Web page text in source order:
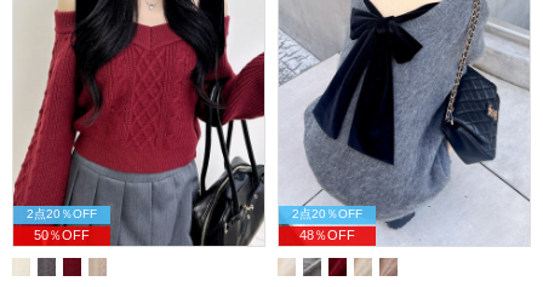
2点20％OFF
50％OFF
2点20％OFF
48％OFF